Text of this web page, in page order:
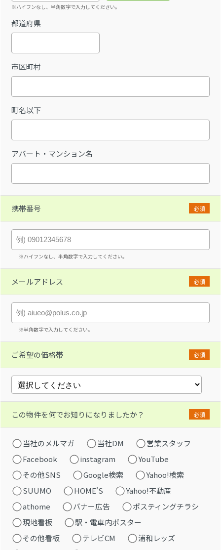
※ハイフンなし、半角数字で入力してください。
都道府県
市区町村
町名以下
アパート・マンション名
携帯番号 必須
※ハイフンなし、半角数字で入力してください。
メールアドレス 必須
※半角数字で入力してください。
ご希望の価格帯 必須
この物件を何でお知りになりましたか？ 必須
当社のメルマガ 当社DM
営業スタッフ
Facebook
instagram
YouTube
その他SNS
Google検索
Yahoo!検索
SUUMO
HOME'S
Yahoo!不動産
athome
バナー広告
ポスティングチラシ
現地看板
駅・電車内ポスター
その他看板
テレビCM
浦和レッズ